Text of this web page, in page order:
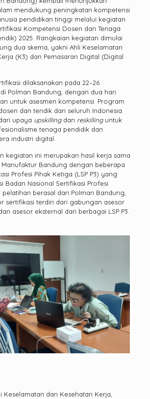
mendukung peningkatan kompetensi
pendidikan tinggi melalui kegiatan
Kompetensi Dosen dan Tenaga
2025. Rangkaian kegiatan dimulai
dua skema, yakni Ahli Keselamatan
(K3) dan Pemasaran Digital (Digital
dilaksanakan pada 22–26
Polman Bandung, dengan dua hari
untuk asesmen kompetensi. Program
dan tendik dari seluruh Indonesia
upaya upskillingdan reskillinguntuk
tenaga pendidik dan
industri digital.
kegiatan ini merupakan hasil kerja sama
Manufaktur Bandung dengan beberapa
Profesi Pihak Ketiga (LSP P3) yang
Badan Nasional Sertifikasi Profesi
pelatihan berasal dari Polman Bandung,
sertifikasi terdiri dari gabungan asesor
asesor eksternal dari berbagai LSP P3.
Keselamatan dan Kesehatan Kerja,